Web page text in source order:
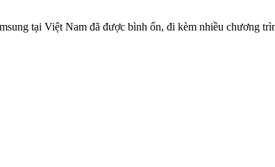
tại Việt Nam đã được bình ổn, đi kèm nhiều chương